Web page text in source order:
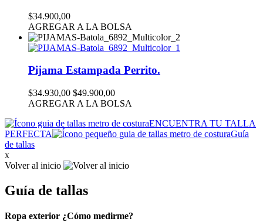
$34.900,00
AGREGAR A LA BOLSA
Pijama Estampada Perrito.
$34.930,00 $49.900,00
AGREGAR A LA BOLSA
ENCUENTRA TU TALLA
PERFECTA
Guía
de tallas
x
Volver al inicio
Guía de tallas
Ropa exterior ¿Cómo medirme?